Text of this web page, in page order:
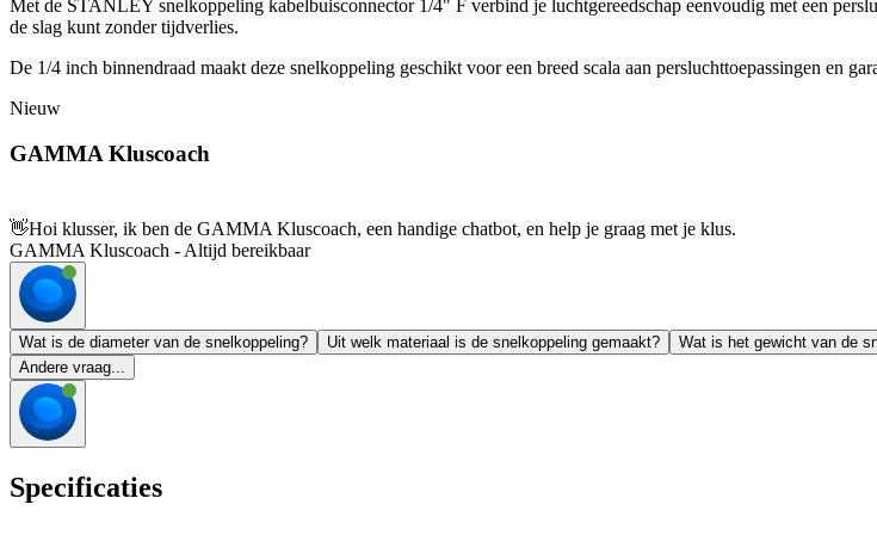
Met de STANLEY snelkoppeling kabelbuisconnector 1/4" F verbind je luchtgereedschap eenvoudig met een
de slag kunt zonder tijdverlies.
De 1/4 inch binnendraad maakt deze snelkoppeling geschikt voor een breed scala aan persluchttoepassingen en
Nieuw
GAMMA Kluscoach
👋Hoi klusser, ik ben de GAMMA Kluscoach, een handige chatbot, en help je graag met je klus.
GAMMA Kluscoach - Altijd bereikbaar
Wat is de diameter van de snelkoppeling? Uit welk materiaal is de snelkoppeling gemaakt? Wat is het gewicht van de
Andere vraag...
Specificaties